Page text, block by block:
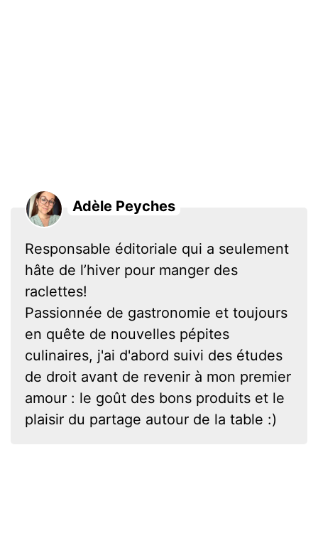
Adèle Peyches
Responsable éditoriale qui a seulement
hâte de l’hiver pour manger des
raclettes!
Passionnée de gastronomie et toujours
en quête de nouvelles pépites
culinaires, j'ai d'abord suivi des études
de droit avant de revenir à mon premier
amour : le goût des bons produits et le
plaisir du partage autour de la table :)